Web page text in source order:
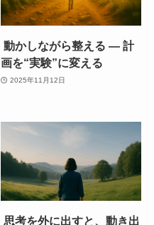
動かしながら整える ― 計
画を“実験”に変える
2025年11月12日
思考を外に出すと、動き出